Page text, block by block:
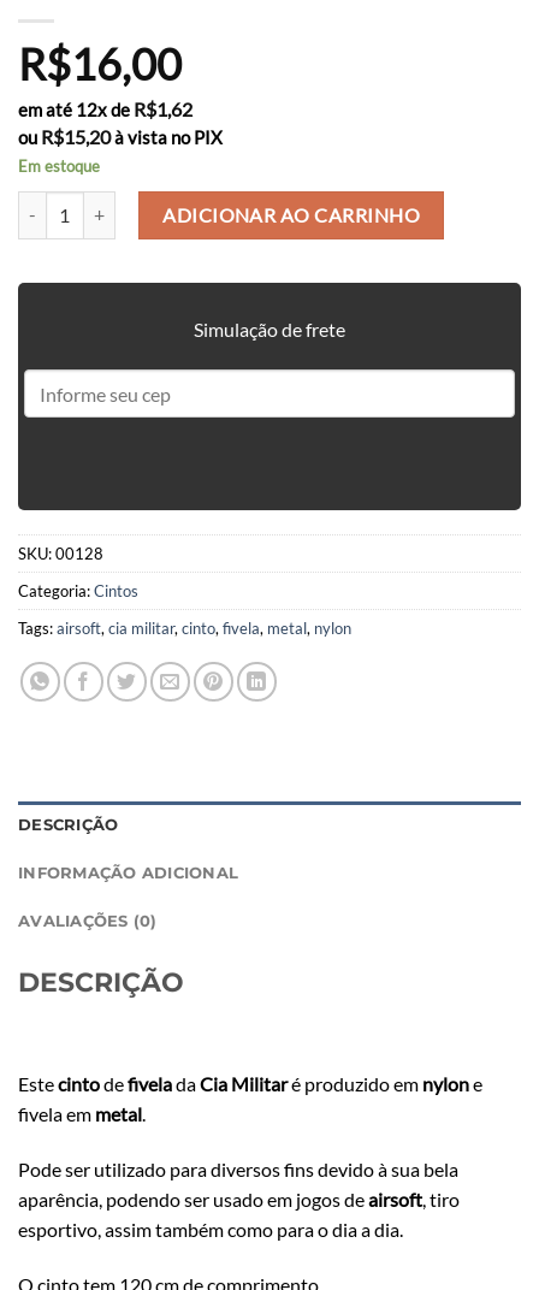
R$16,00
em até 12x de R$1,62
ou R$15,20à vista no PIX
Em estoque
CINTO DE FIVELA VERDE MILITAR - CIA MILITAR quantidade
ADICIONAR AO CARRINHO
Simulação de frete
SKU:00128
Categoria:Cintos
Tags:airsoft,cia militar,cinto,fivela, metal, nylon
DESCRIÇÃO
INFORMAÇÃO ADICIONAL
AVALIAÇÕES (0)
DESCRIÇÃO
EstecintodefiveladaCia Militaré produzido em nylone
fivela em metal.
Pode ser utilizado para diversos fins devido à sua bela
aparência, podendo ser usado em jogos deairsoft, tiro
esportivo, assim também como para o dia a dia.
O cinto tem 120 cm de comprimento.